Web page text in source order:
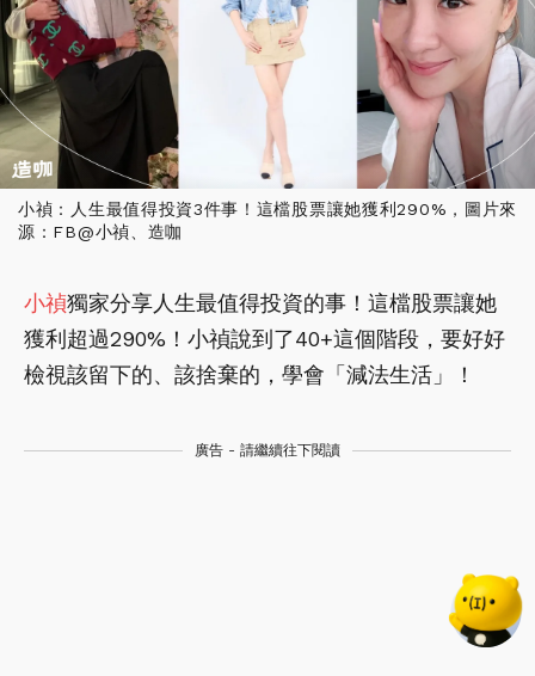
小禎：人生最值得投資3件事！這檔股票讓她獲利290%，圖片來
源：FB@小禎、造咖
小禎獨家分享人生最值得投資的事！這檔股票讓她
獲利超過290%！小禎說到了40+這個階段，要好好
檢視該留下的、該捨棄的，學會「減法生活」！
廣告 - 請繼續往下閱讀